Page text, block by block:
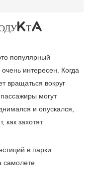
популярный
интересен. Когда
вращаться вокруг
могут
и опускался,
как захотят.
в парки
самолете